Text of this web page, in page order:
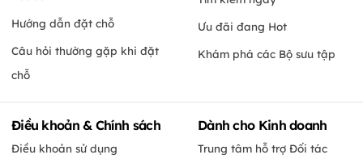
Hướng dẫn đặt chỗ
Câu hỏi thường gặp khi đặt
chỗ
Ưu đãi đang Hot
Khám phá các Bộ sưu tập
Điều khoản & Chính sách
Điều khoản sử dụng
Dành cho Kinh doanh
Trung tâm hỗ trợ Đối tác